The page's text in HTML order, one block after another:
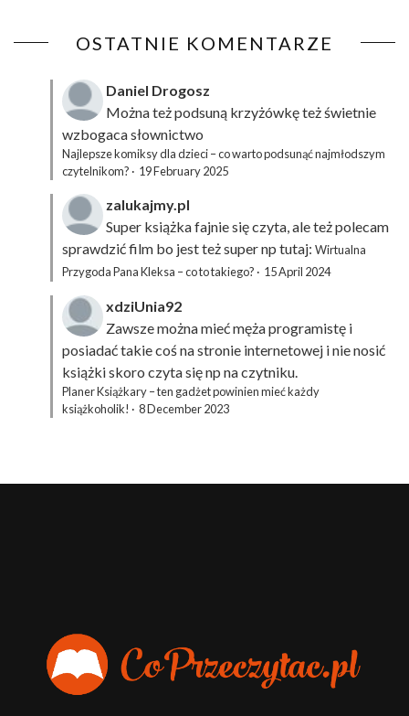
OSTATNIE KOMENTARZE
Daniel Drogosz
Można też podsuną krzyżówkęteż świetnie
wzbogaca słownictwo
Najlepsze komiksy dla dzieci – co warto podsunąć najmłodszym
czytelnikom? · 19 February 2025
zalukajmy.pl
Super książka fajnie się czyta, ale też polecam
sprawdzić film bo jest też super np tutaj: Wirtualna
Przygoda Pana Kleksa – co to takiego? · 15 April 2024
xdziUnia92
Zawsze można mieć męża programistę i
posiadać takie coś na stronie internetowej i nie nosić
książki skoro czyta się np na czytniku.
Planer Książkary – ten gadżet powinien mieć każdy
książkoholik! · 8 December 2023